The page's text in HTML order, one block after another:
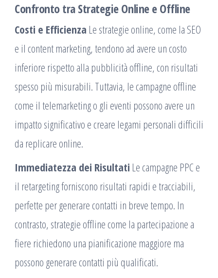
Confronto tra Strategie Online e Offline
Costi e Efficienza Le strategie online, come la SEO
e il content marketing, tendono ad avere un costo
inferiore rispetto alla pubblicità offline, con risultati
spesso più misurabili. Tuttavia, le campagne offline
come il telemarketing o gli eventi possono avere un
impatto significativo e creare legami personali difficili
da replicare online.
Immediatezza dei Risultati Le campagne PPC e
il retargeting forniscono risultati rapidi e tracciabili,
perfette per generare contatti in breve tempo. In
contrasto, strategie offline come la partecipazione a
fiere richiedono una pianificazione maggiore ma
possono generare contatti più qualificati.